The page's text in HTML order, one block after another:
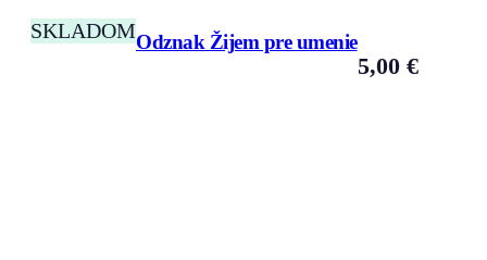
SKLADOMOdznak Žijem pre umenie
5,00 €